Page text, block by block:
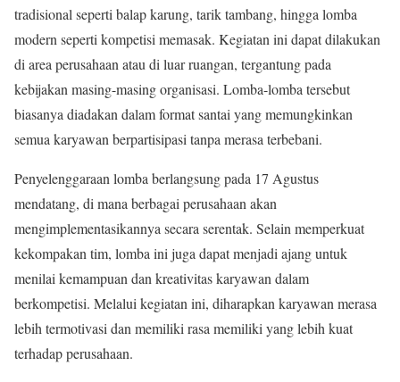
tradisional seperti balap karung, tarik tambang, hingga lomba
modern seperti kompetisi memasak. Kegiatan ini dapat dilakukan
di area perusahaan atau di luar ruangan, tergantung pada
kebijakan masing-masing organisasi. Lomba-lomba tersebut
biasanya diadakan dalam format santai yang memungkinkan
semua karyawan berpartisipasi tanpa merasa terbebani.
Penyelenggaraan lomba berlangsung pada 17 Agustus
mendatang, di mana berbagai perusahaan akan
mengimplementasikannya secara serentak. Selain memperkuat
kekompakan tim, lomba ini juga dapat menjadi ajang untuk
menilai kemampuan dan kreativitas karyawan dalam
berkompetisi. Melalui kegiatan ini, diharapkan karyawan merasa
lebih termotivasi dan memiliki rasa memiliki yang lebih kuat
terhadap perusahaan.